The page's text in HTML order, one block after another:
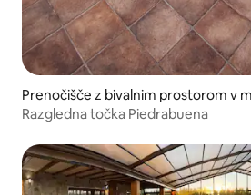
Prenočišče z bivalnim prostorom v
o
Razgledna točka Piedrabuena